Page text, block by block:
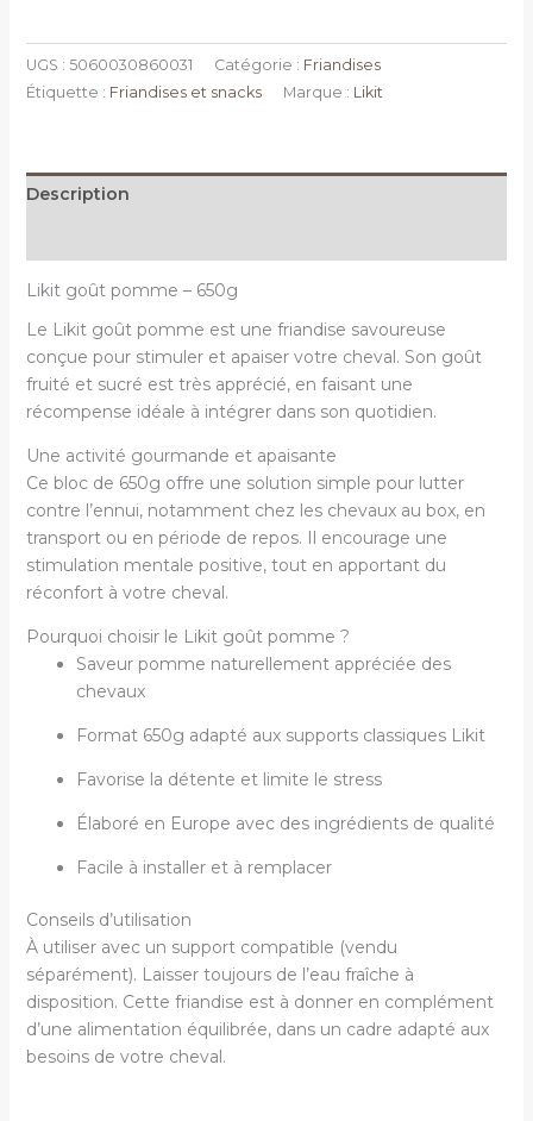
UGS : 5060030860031 Catégorie : Friandises
Étiquette : Friandises et snacks Marque : Likit
Description
Likit goût pomme – 650g
Le Likit goût pomme est une friandise savoureuse
conçue pour stimuler et apaiser votre cheval. Son goût
fruité et sucré est très apprécié, en faisant une
récompense idéale à intégrer dans son quotidien.
Une activité gourmande et apaisante
Ce bloc de 650g offre une solution simple pour lutter
contre l’ennui, notamment chez les chevaux au box, en
transport ou en période de repos. Il encourage une
stimulation mentale positive, tout en apportant du
réconfort à votre cheval.
Pourquoi choisir le Likit goût pomme ?
Saveur pomme naturellement appréciée des
chevaux
Format 650g adapté aux supports classiques Likit
Favorise la détente et limite le stress
Élaboré en Europe avec des ingrédients de qualité
Facile à installer et à remplacer
Conseils d’utilisation
À utiliser avec un support compatible (vendu
séparément). Laisser toujours de l’eau fraîche à
disposition. Cette friandise est à donner en complément
d’une alimentation équilibrée, dans un cadre adapté aux
besoins de votre cheval.